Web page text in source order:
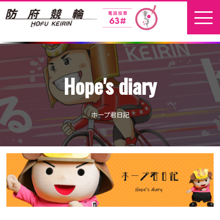
ホーム
新着情報
地元選手
お問い合わせ
開催日程
本場開催
Hope's diary
ホープ君日記